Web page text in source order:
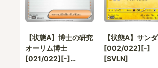
【状態A】博士の研究
オーリム博士
[021/022][-]
【状態A】サン
[002/022][-]
[SVLN]